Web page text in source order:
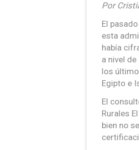
Por
El
esta
había
a nivel
los
Egipto e
El
Rurales
bien no